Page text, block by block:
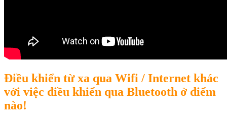
Điều khiển từ xa qua Wifi / Internet khác
với việc điều khiển qua Bluetooth ở điểm
nào!